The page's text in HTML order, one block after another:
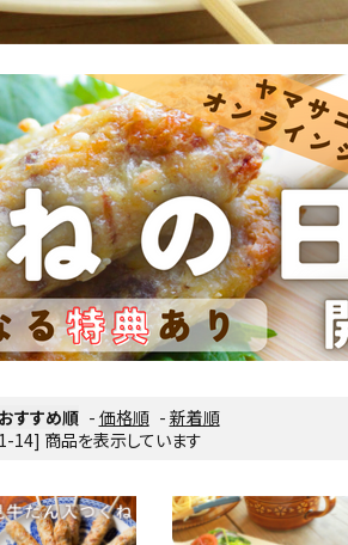
おすすめ順 - 価格順 - 新着順
14] 商品を表示しています